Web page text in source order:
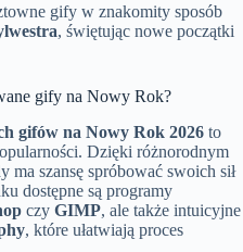
gify w znakomity sposób
, świętując nowe początki
gify na Nowy Rok?
gifów na Nowy Rok 2026 to
Dzięki różnorodnym
ma szansę spróbować swoich sił
dostępne są programy
czy GIMP, ale także intuicyjne
, które ułatwiają proces